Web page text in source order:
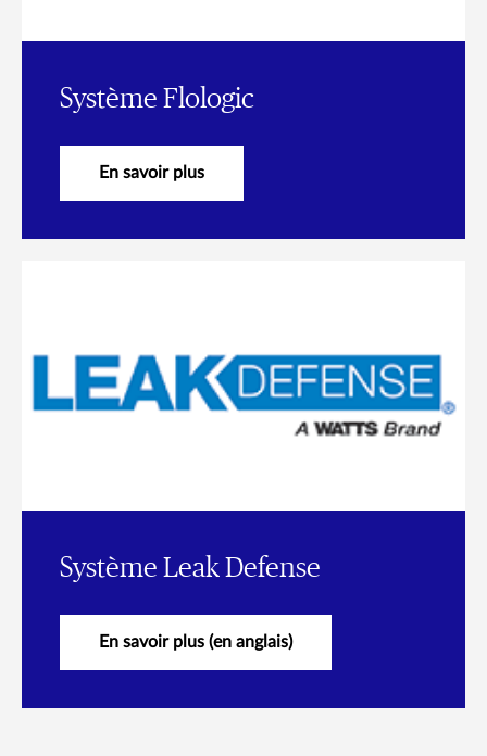
Système Flologic
En savoir plus
Système Leak Defense
En savoir plus (en anglais)